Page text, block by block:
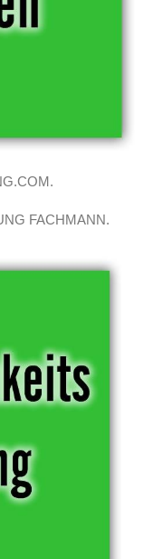
FACHMANN.